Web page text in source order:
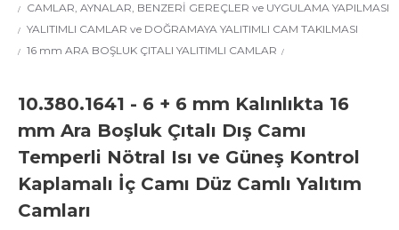
CAMLAR, AYNALAR, BENZERİ GEREÇLER ve UYGULAMA YAPILMASI
YALITIMLI CAMLAR ve DOĞRAMAYA YALITIMLI CAM TAKILMASI
16 mm ARA BOŞLUK ÇITALI YALITIMLI CAMLAR
10.380.1641 - 6 + 6 mm Kalınlıkta 16
mm Ara Boşluk Çıtalı Dış Camı
Temperli Nötral Isı ve Güneş Kontrol
Kaplamalı İç Camı Düz Camlı Yalıtım
Camları